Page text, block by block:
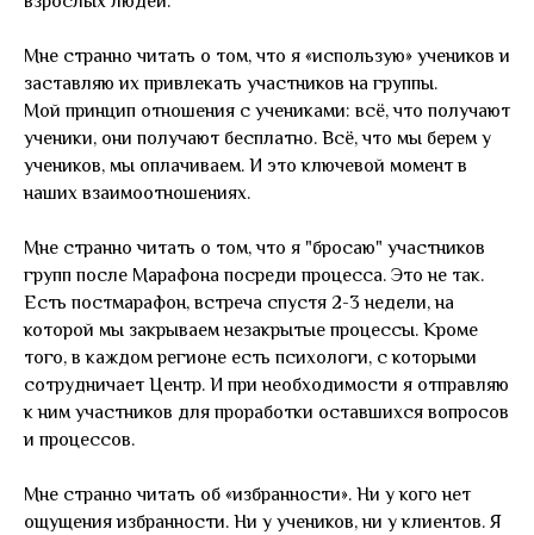
Мне странно читать о том, что я «использую» учеников и
заставляю их привлекать участников на группы.
Мой принцип отношения с учениками: всё, что получают
ученики, они получают бесплатно. Всё, что мы берем у
учеников, мы оплачиваем. И это ключевой момент в
наших взаимоотношениях.
Мне странно читать о том, что я "бросаю" участников
групп после Марафона посреди процесса. Это не так.
Есть постмарафон, встреча спустя 2-3 недели, на
которой мы закрываем незакрытые процессы. Кроме
того, в каждом регионе есть психологи, с которыми
сотрудничает Центр. И при необходимости я отправляю
к ним участников для проработки оставшихся вопросов
и процессов.
Мне странно читать об «избранности». Ни у кого нет
ощущения избранности. Ни у учеников, ни у клиентов. Я